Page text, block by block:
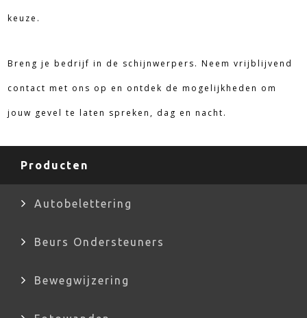
keuze.
Breng je bedrijf in de schijnwerpers. Neem vrijblijvend
contact met ons op en ontdek de mogelijkheden om
jouw gevel te laten spreken, dag en nacht.
Producten
Autobelettering
Beurs Ondersteuners
Bewegwijzering